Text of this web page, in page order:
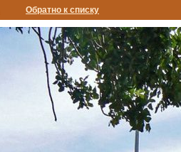
Обратно к списку